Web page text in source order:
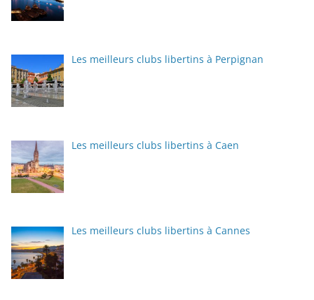
Les meilleurs clubs libertins à Perpignan
Les meilleurs clubs libertins à Caen
Les meilleurs clubs libertins à Cannes